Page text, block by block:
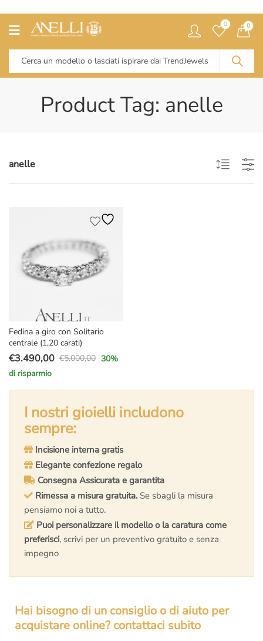
0 0
Product Tag: anelle
anelle
Fedina a giro con Solitario
centrale (1,20 carati)
€5.000,00
Il
prezzo
originale
€5.000,00.
€3.490,00
Il
prezzo
attuale
€3.490,00.
30%
di risparmio
I nostri gioielli includono
sempre:
Incisione interna gratis
Elegante confezione regalo
Consegna Assicurata e garantita
Rimessa a misura gratuita. Se sbagli la misura
pensiamo noi a tutto.
Puoi personalizzare il modello o la caratura come
preferisci, scrivi per un preventivo gratuito e senza
impegno
Hai bisogno di un consiglio o di aiuto per
acquistare online? contattaci subito